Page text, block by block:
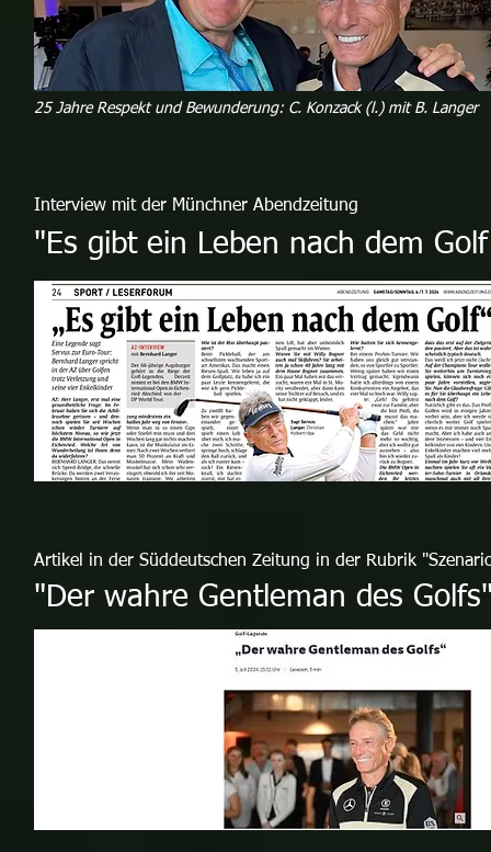
25 Jahre Respekt und Bewunderung: C. Konzack (l.) mit B. Langer
Interview mit der Münchner Abendzeitung
"Es gibt ein Leben nach dem
Artikel in der Süddeutschen Zeitung in der Rubrik
"Der wahre Gentleman des